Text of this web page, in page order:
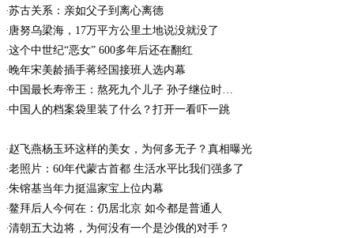
苏古关系：亲如父子到离心离德
唐努乌梁海，17万平方公里土地说没就没了
这个中世纪“恶女” 600多年后还在翻红
晚年宋美龄插手蒋经国接班人选内幕
中国最长寿帝王：熬死九个儿子 孙子继位时…
中国人的档案袋里装了什么？打开一看吓一跳
赵飞燕杨玉环这样的美女，为何多无子？真相曝光
老照片：60年代蒙古首都 生活水平比我们强多了
朱镕基当年力挺温家宝上位内幕
鳌拜后人今何在：仍居北京 如今都是普通人
清朝五大边将，为何没有一个是沙俄的对手？